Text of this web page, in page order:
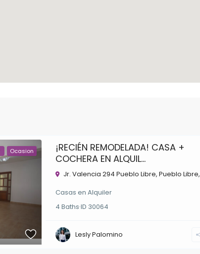
Ocasion
¡RECIÉN REMODELADA! CASA +
COCHERA EN ALQUIL...
Jr. Valencia 294 Pueblo Libre, Pueblo Libre,
Casas en Alquiler
4 Baths·ID 30064
Lesly Palomino